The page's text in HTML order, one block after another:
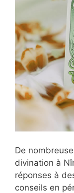
De
divination à
réponses à
conseils en